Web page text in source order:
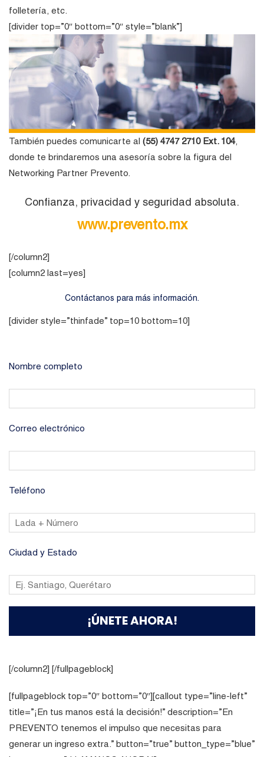
folletería, etc.
[divider top=”0″ bottom=”0″ style=”blank”]
También puedes comunicarte al (55) 4747 2710 Ext. 104,
donde te brindaremos una asesoría sobre la figura del
Networking Partner Prevento.
Confianza, privacidad y seguridad absoluta.
www.prevento.mx
[/column2]
[column2 last=yes]
Contáctanos para más información.
[divider style=”thinfade” top=10 bottom=10]
Nombre completo
Correo electrónico
Teléfono
Ciudad y Estado
[/column2] [/fullpageblock]
[fullpageblock top=”0″ bottom=”0″][callout type=”line-left”
title=”¡En tus manos está la decisión!” description=”En
PREVENTO tenemos el impulso que necesitas para
generar un ingreso extra.” button=”true” button_type=”blue”